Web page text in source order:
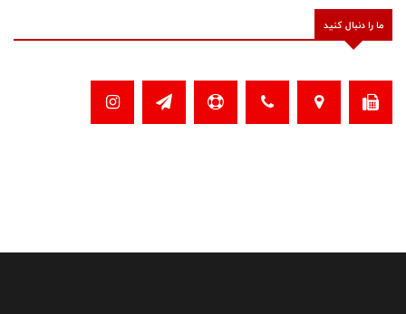
ما را دنبال کنید